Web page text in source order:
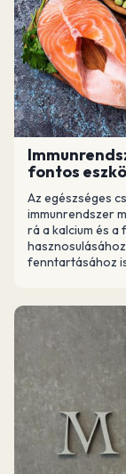
fontos
Az egészséges
immunrendszer
rá a kalcium és
fenntartásához